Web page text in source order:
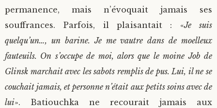
permanence, mais n’évoquait jamais ses
souffrances. Parfois, il plaisantait : «Je suis
quelqu’un…, un barine. Je me vautre dans de moelleux
fauteuils. On s’occupe de moi, alors que le moine Job de
Glinsk marchait avec les sabots remplis de pus. Lui, il ne se
couchait jamais, et personne n’était aux petits soins avec de
lui». Batiouchka ne recourait jamais aux